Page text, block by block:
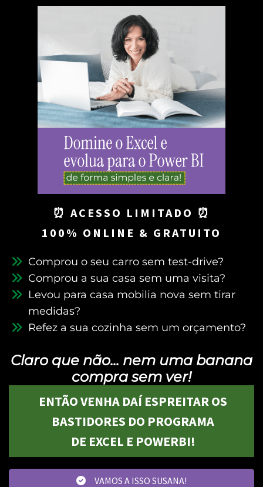
⏰ ACESSO LIMITADO ⏰
100% ONLINE & GRATUITO
Comprou o seu carro sem test-drive?
Comprou a sua casa sem uma visita?
Levou para casa mobilia nova sem tirar
medidas?
Refez a sua cozinha sem um orçamento?
Claro que não... nem uma banana
compra sem ver!
ENTÃO VENHA DAÍ ESPREITAR OS
BASTIDORES DO PROGRAMA
DE EXCEL E POWERBI!
VAMOS A ISSO SUSANA!